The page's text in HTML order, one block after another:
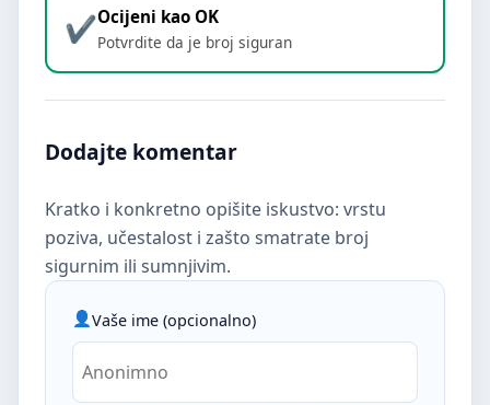
Ocijeni kao OK
Potvrdite da je broj siguran
Dodajte komentar
Kratko i konkretno opišite iskustvo: vrstu
poziva, učestalost i zašto smatrate broj
sigurnim ili sumnjivim.
Vaše ime (opcionalno)